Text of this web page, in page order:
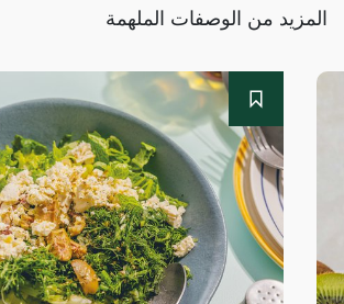
المزيد من الوصفات الملهمة